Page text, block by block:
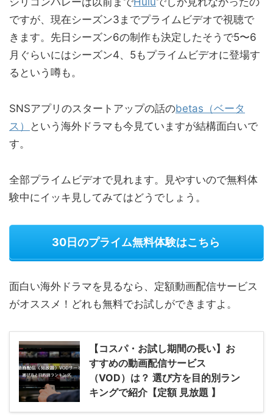
ですが、現在シーズン3までプライムビデオで視聴で
きます。先日シーズン6の制作も決定したそうで5〜6
月ぐらいにはシーズン4、5もプライムビデオに登場す
るという噂も。
SNSアプリのスタートアップの話のbetas（ベータ
ス）
という海外ドラマも今見ていますが結構面白いで
す。
全部プライムビデオで見れます。見やすいので無料体
験中にイッキ見してみてはどうでしょう。
30日のプライム無料体験はこちら
面白い海外ドラマを見るなら、定額動画配信サービス
がオススメ！どれも無料でお試しができますよ。
【コスパ・お試し期間の長い】お
すすめの動画配信サービス
（VOD）は？ 選び方を目的別ラン
キングで紹介【定額 見放題 】